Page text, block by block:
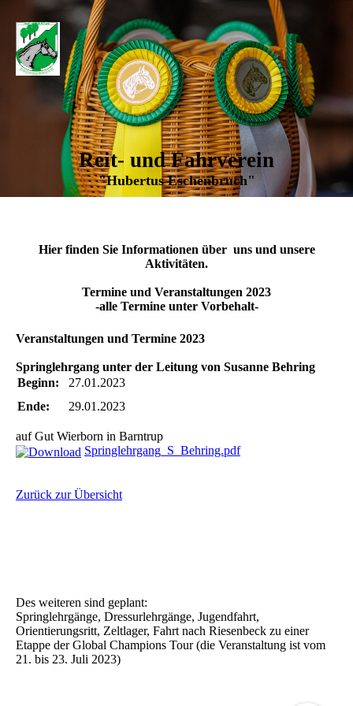
Reit- und Fahrverein
"Hubertus Eschenbruch"
Hier finden Sie Informationen über uns und unsere
Aktivitäten.
Termine und Veranstaltungen 2023
-alle Termine unter Vorbehalt-
Veranstaltungen und Termine 2023
Springlehrgang unter der Leitung von Susanne Behring
Beginn:
27.01.2023
Ende:
29.01.2023
auf Gut Wierborn in Barntrup
Springlehrgang_S_Behring.pdf
Zurück zur Übersicht
Des weiteren sind geplant:
Springlehrgänge, Dressurlehrgänge, Jugendfahrt,
Orientierungsritt, Zeltlager, Fahrt nach Riesenbeck zu einer
Etappe der Global Champions Tour (die Veranstaltung ist vom
21. bis 23. Juli 2023)